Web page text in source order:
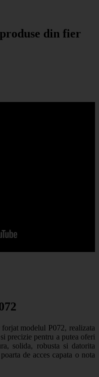
din fier
modelul P072, realizata
precizie pentru a putea oferi
solida, robusta si datorita
de acces capata o nota